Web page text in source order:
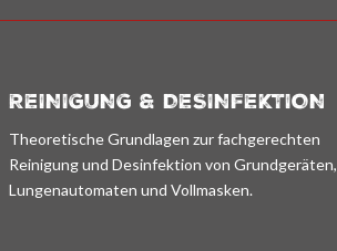
REINIGUNG & DESINFEKTION
Theoretische Grundlagen zur fachgerechten
Reinigung und Desinfektion von Grundgeräten,
Lungenautomaten und Vollmasken.